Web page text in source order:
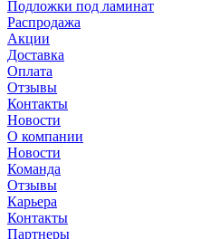
Подложки под ламинат
Распродажа
Акции
Доставка
Оплата
Отзывы
Контакты
Новости
О компании
Новости
Команда
Отзывы
Карьера
Контакты
Партнеры